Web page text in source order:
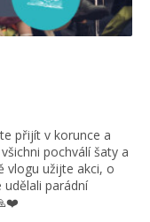
přijít v korunce a
pochválí šaty a
vlogu užijte akci, o
parádní